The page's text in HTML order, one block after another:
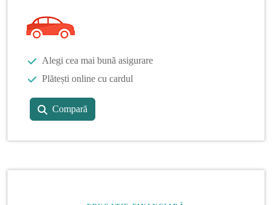
Alegi cea mai bună asigurare
Plătești online cu cardul
Compară